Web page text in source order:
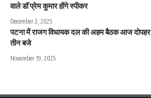
वाले डॉ प्रेम कुमार होंगे स्पीकर
December 2, 2025
पटना में राजग विधायक दल की अहम बैठक आज दोपहर
तीन बजे
November 19, 2025